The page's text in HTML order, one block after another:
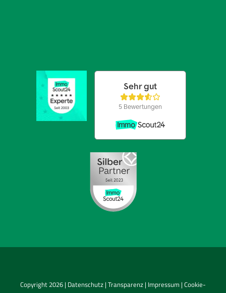
Copyright 2026 | Datenschutz | Transparenz | Impressum | Cookie-